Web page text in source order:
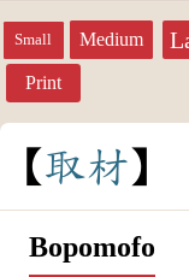
Small Medium
Print
取材
Bopomofo